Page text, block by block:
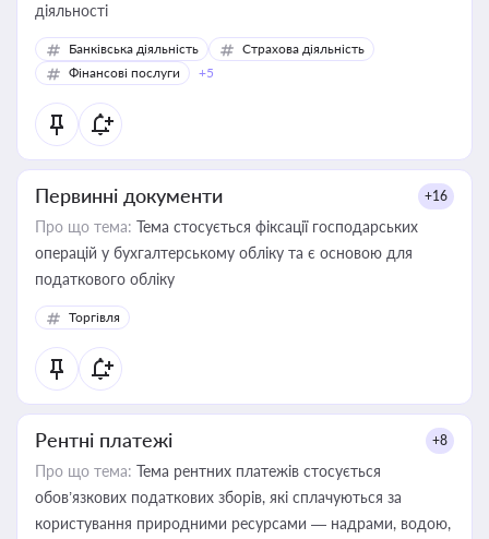
діяльності
Банківська діяльність
Страхова діяльність
Фінансові послуги
+5
Первинні документи +16
Про що тема: Тема стосується фіксації господарських
операцій у бухгалтерському обліку та є основою для
податкового обліку
Торгівля
Рентні платежі +8
Про що тема: Тема рентних платежів стосується
обов’язкових податкових зборів, які сплачуються за
користування природними ресурсами — надрами, водою,